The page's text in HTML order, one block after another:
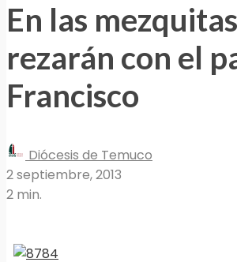
En las
rezarán con el
Francisco
Diócesis de Temuco
2 septiembre, 2013
2 min.